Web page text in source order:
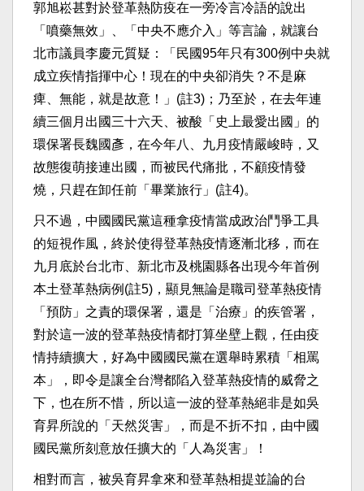
郭旭崧甚對於登革熱防疫在一旁冷言冷語的說出
「噴藥無效」、「中央不應介入」等言論，就讓台
北市議員李慶元質疑：「民國95年只有300例中央就
成立疾情指揮中心！現在的中央卻消失？不是麻
痺、無能，就是故意！」(註3)；乃至於，在去年連
續三個月出國三十六天、被酸「史上最愛出國」的
環保署長魏國彥，在今年八、九月疫情嚴峻時，又
故態復萌接連出國，而被民代痛批，不顧疫情發
燒，只趕在卸任前「畢業旅行」(註4)。
只不過，中國國民黨這種拿疫情當成政治鬥爭工具
的短視作風，終於使得登革熱疫情逐漸北移，而在
九月底於台北市、新北市及桃園縣各出現今年首例
本土登革熱病例(註5)，顯見無論是職司登革熱疫情
「預防」之責的環保署，還是「治療」的疾管署，
對於這一波的登革熱疫情都打算坐壁上觀，任由疫
情持續擴大，好為中國國民黨在選舉時累積「相罵
本」，即令是讓全台灣都陷入登革熱疫情的威脅之
下，也在所不惜，所以這一波的登革熱絕非是如吳
育昇所說的「天然災害」，而是不折不扣，由中國
國民黨所刻意放任擴大的「人為災害」！
相對而言，被吳育昇拿來和登革熱相提並論的台